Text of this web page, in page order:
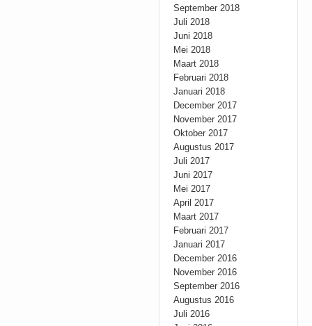
September 2018
Juli 2018
Juni 2018
Mei 2018
Maart 2018
Februari 2018
Januari 2018
December 2017
November 2017
Oktober 2017
Augustus 2017
Juli 2017
Juni 2017
Mei 2017
April 2017
Maart 2017
Februari 2017
Januari 2017
December 2016
November 2016
September 2016
Augustus 2016
Juli 2016